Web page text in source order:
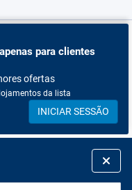
para clientes
ofertas
da lista
INICIAR SESSÃO